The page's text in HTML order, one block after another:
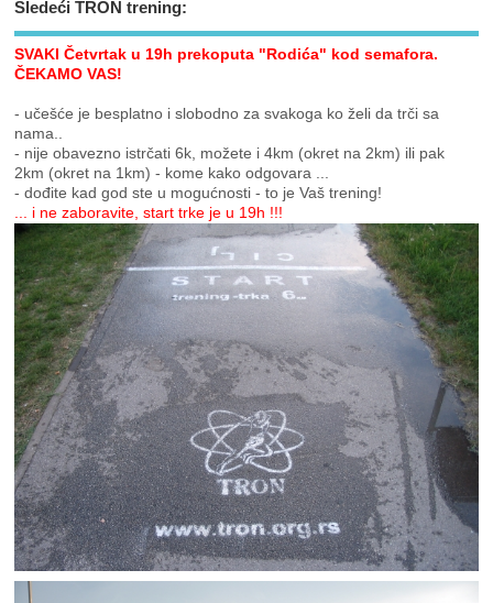
Sledeći TRON trening:
SVAKI Četvrtak u 19h prekoputa "Rodića" kod semafora.
ČEKAMO VAS!
- učešće je besplatno i slobodno za svakoga ko želi da trči sa
nama..
- nije obavezno istrčati 6k, možete i 4km (okret na 2km) ili pak
2km (okret na 1km) - kome kako odgovara ...
- dođite kad god ste u mogućnosti - to je Vaš trening!
... i ne zaboravite, start trke je u 19h !!!